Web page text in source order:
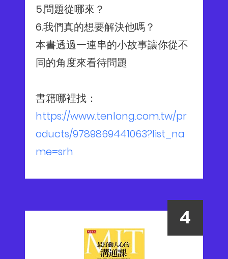
5.問題從哪來？
6.我們真的想要解決他嗎？
本書透過一連串的小故事讓你從不
同的角度來看待問題
書籍哪裡找：
https://www.tenlong.com.tw/pr
oducts/9789869441063?list_na
me=srh